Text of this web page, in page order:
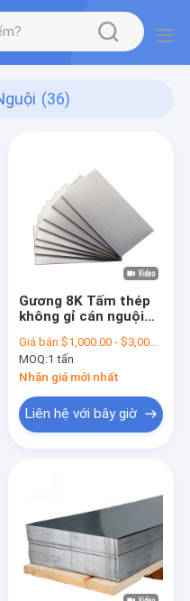
(36)
Gương 8K Tấm thép
không gỉ cán nguội
ASTM 304 SS
Giá bán:$1,000.00 - $3,000.00/Tons
MOQ:1 tấn
Nhận giá mới nhất
Liên hệ với bây giờ